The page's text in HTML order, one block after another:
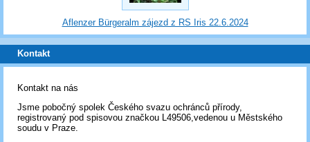
Aflenzer Bürgeralm zájezd z RS Iris 22.6.2024
Kontakt
Kontakt na nás
Jsme pobočný spolek Českého svazu ochránců přírody,
registrovaný pod spisovou značkou L49506,vedenou u Městského
soudu v Praze.